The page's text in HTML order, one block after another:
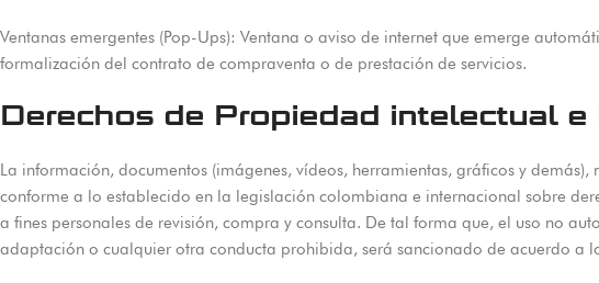
Ventanas emergentes (Pop-Ups): Ventana o aviso de internet que emerge
formalización del contrato de compraventa o de prestación de servicios.
Derechos de Propiedad intelectual e
La información, documentos (imágenes, vídeos, herramientas, gráficos y
conforme a lo establecido en la legislación colombiana e internacional sobre
a fines personales de revisión, compra y consulta. De tal forma que, el uso no
adaptación o cualquier otra conducta prohibida, será sancionado de acuerdo a